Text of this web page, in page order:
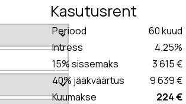
Kasutusrent
Periood 60kuud
Intress
4.25%
15% sissemaks
3 615 €
40% jääkväärtus
9 639 €
Kuumakse
224 €